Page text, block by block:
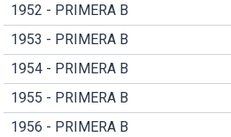
1952 - PRIMERA B
1953 - PRIMERA B
1954 - PRIMERA B
1955 - PRIMERA B
1956 - PRIMERA B